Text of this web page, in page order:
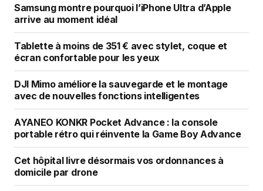
Samsung montre pourquoi l’iPhone Ultra d’Apple
arrive au moment idéal
Tablette à moins de 351 € avec stylet, coque et
écran confortable pour les yeux
DJI Mimo améliore la sauvegarde et le montage
avec de nouvelles fonctions intelligentes
AYANEO KONKR Pocket Advance : la console
portable rétro qui réinvente la Game Boy Advance
Cet hôpital livre désormais vos ordonnances à
domicile par drone